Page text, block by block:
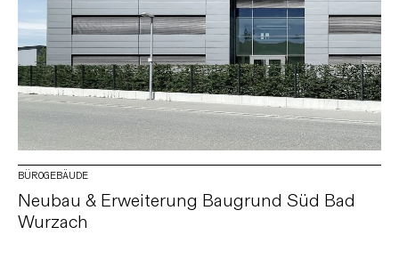
BÜROGEBÄUDE
Neubau & Erweiterung Baugrund Süd Bad
Wurzach